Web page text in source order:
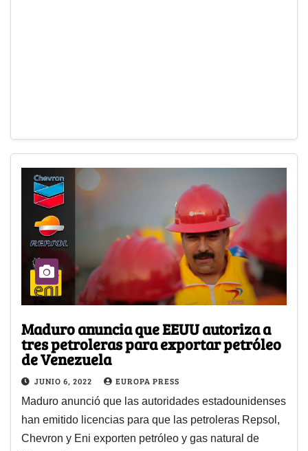
Maduro anuncia que EEUU autoriza a
tres petroleras para exportar petróleo
de Venezuela
JUNIO 6, 2022 EUROPA PRESS
Maduro anunció que las autoridades estadounidenses
han emitido licencias para que las petroleras Repsol,
Chevron y Eni exporten petróleo y gas natural de